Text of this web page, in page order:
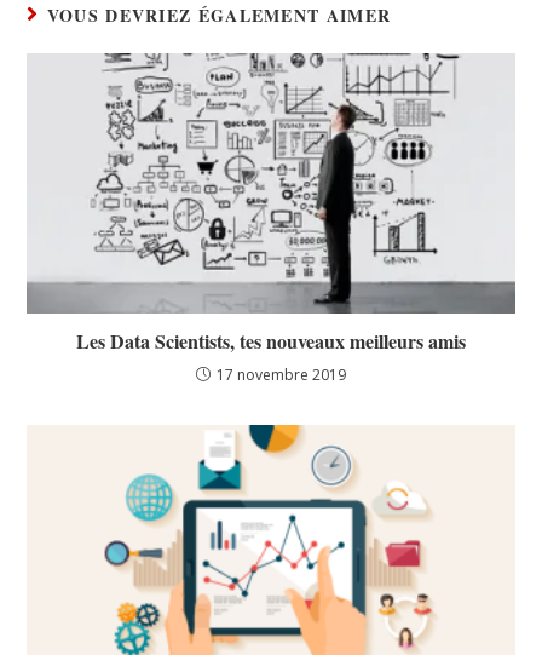
VOUS DEVRIEZ ÉGALEMENT AIMER
Les Data Scientists, tes nouveaux meilleurs amis
17 novembre 2019